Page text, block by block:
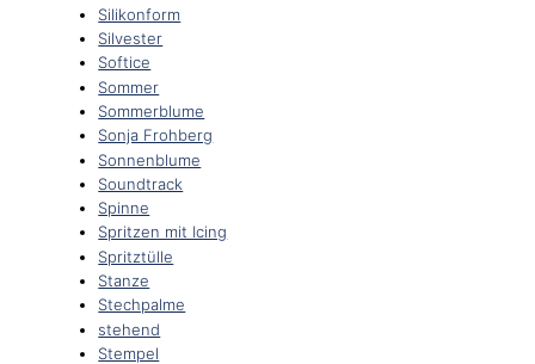
Silikonform
Silvester
Softice
Sommer
Sommerblume
Sonja Frohberg
Sonnenblume
Soundtrack
Spinne
Spritzen mit Icing
Spritztülle
Stanze
Stechpalme
stehend
Stempel